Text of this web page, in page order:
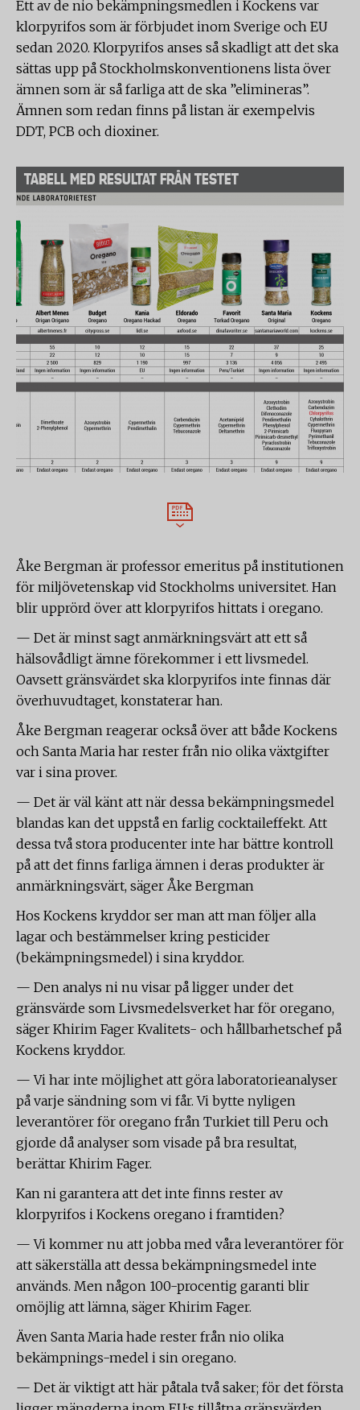
Ett av de nio bekämpningsmedlen i Kockens var
klorpyrifos som är förbjudet inom Sverige och EU
sedan 2020. Klorpyrifos anses så skadligt att det ska
sättas upp på Stockholmskonventionens lista över
ämnen som är så farliga att de ska ”elimineras”.
Ämnen som redan finns på listan är exempelvis
DDT, PCB och dioxiner.
TABELL MED RESULTAT FRÅN TESTET
Åke Bergman är professor emeritus på institutionen
för miljövetenskap vid Stockholms universitet. Han
blir upprörd över att klorpyrifos hittats i oregano.
— Det är minst sagt anmärkningsvärt att ett så
hälsovådligt ämne förekommer i ett livsmedel.
Oavsett gränsvärdet ska klorpyrifos inte finnas där
överhuvudtaget, konstaterar han.
Åke Bergman reagerar också över att både Kockens
och Santa Maria har rester från nio olika växtgifter
var i sina prover.
— Det är väl känt att när dessa bekämpningsmedel
blandas kan det uppstå en farlig cocktaileffekt. Att
dessa två stora producenter inte har bättre kontroll
på att det finns farliga ämnen i deras produkter är
anmärkningsvärt, säger Åke Bergman
Hos Kockens kryddor ser man att man följer alla
lagar och bestämmelser kring pesticider
(bekämpningsmedel) i sina kryddor.
— Den analys ni nu visar på ligger under det
gränsvärde som Livsmedelsverket har för oregano,
säger Khirim Fager Kvalitets- och hållbarhetschef på
Kockens kryddor.
— Vi har inte möjlighet att göra laboratorieanalyser
på varje sändning som vi får. Vi bytte nyligen
leverantörer för oregano från Turkiet till Peru och
gjorde då analyser som visade på bra resultat,
berättar Khirim Fager.
Kan ni garantera att det inte finns rester av
klorpyrifos i Kockens oregano i framtiden?
— Vi kommer nu att jobba med våra leverantörer för
att säkerställa att dessa bekämpningsmedel inte
används. Men någon 100-procentig garanti blir
omöjlig att lämna, säger Khirim Fager.
Även Santa Maria hade rester från nio olika
bekämpnings-medel i sin oregano.
— Det är viktigt att här påtala två saker; för det första